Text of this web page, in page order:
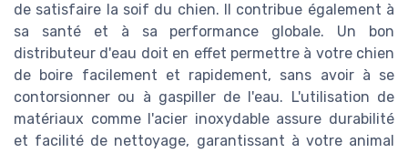
de satisfaire la soif du chien. Il contribue également à
sa santé et à sa performance globale. Un bon
distributeur d'eau doit en effet permettre à votre chien
de boire facilement et rapidement, sans avoir à se
contorsionner ou à gaspiller de l'eau. L'utilisation de
matériaux comme l'acier inoxydable assure durabilité
et facilité de nettoyage, garantissant à votre animal